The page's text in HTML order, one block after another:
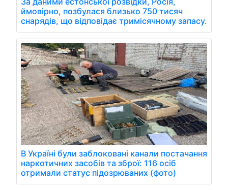
ймовірно, позбулася близько 750 тисяч
снарядів, що відповідає тримісячному запасу.
В Україні були заблоковані канали постачання
наркотичних засобів та зброї: 116 осіб
отримали статус підозрюваних (фото)